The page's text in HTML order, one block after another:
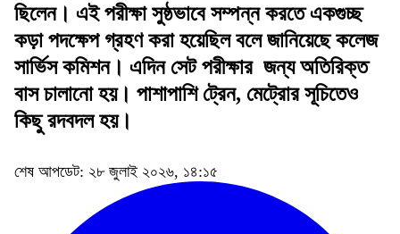
ছিলেন। এই পরীক্ষা সুষ্ঠভাবে সম্পন্ন করতে একগুচ্ছ
কড়া পদক্ষেপ গ্রহণ করা হয়েছিল বলে জানিয়েছে কলেজ
সার্ভিস কমিশন। এদিন সেট পরীক্ষার জন্য অতিরিক্ত
বাস চালানো হয়। পাশাপাশি ট্রেন, মেট্রোর সূচিতেও
কিছু রদবদল হয়।
শেষ আপডেট: ২৮ জুলাই ২০২৬, ১৪:১৫